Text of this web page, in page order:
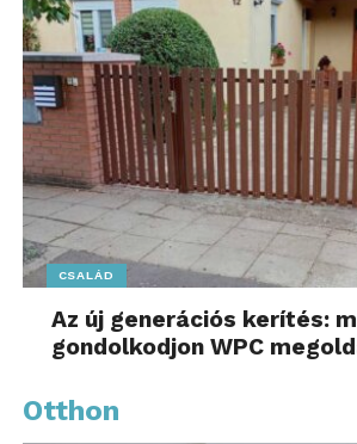
CSALÁD
Az új generációs kerítés:
gondolkodjon WPC
Otthon